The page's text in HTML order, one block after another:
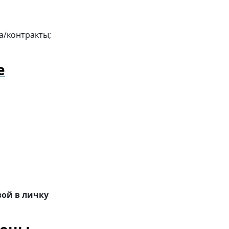
контракты;
в личку